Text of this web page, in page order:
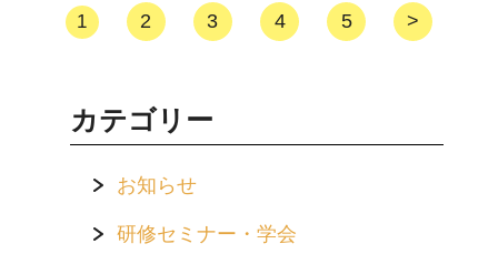
1 2 3 4 5 >
カテゴリー
お知らせ
研修セミナー・学会